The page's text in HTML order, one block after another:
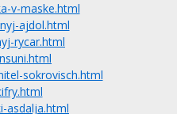
v-maske.html
ajdol.html
rycar.html
sokrovisch.html
asdalja.html